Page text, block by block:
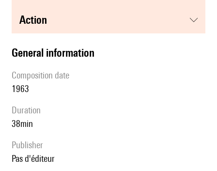
action
general information
composition date
1963
duration
38min
publisher
pas d'éditeur